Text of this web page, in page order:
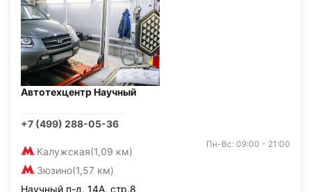
Автотехцентр Научный
+7 (499) 288-05-36
Калужская(1,09 км)
Зюзино(1,57 км)
Пн-Вс: 09:00 - 21:00
Научный п-д, 14А, стр.8